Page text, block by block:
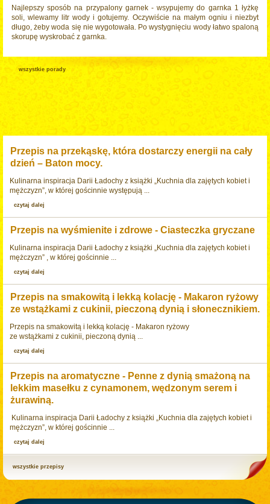
Najlepszy sposób na przypalony garnek - wsypujemy do garnka 1 łyżkę
soli, wlewamy litr wody i gotujemy. Oczywiście na małym ogniu i niezbyt
długo, żeby woda się nie wygotowała. Po wystygnięciu wody łatwo spaloną
skorupę wyskrobać z garnka.
wszystkie porady
Przepis na przekąskę, która dostarczy energii na cały
dzień – Baton mocy.
Kulinarna inspiracja Darii Ładochy z książki „Kuchnia dla zajętych kobiet i
mężczyzn”, w której gościnnie występują ...
czytaj dalej
Przepis na wyśmienite i zdrowe - Ciasteczka gryczane
Kulinarna inspiracja Darii Ładochy z książki „Kuchnia dla zajętych kobiet i
mężczyzn” , w której gościnnie ...
czytaj dalej
Przepis na smakowitą i lekką kolację - Makaron ryżowy
ze wstążkami z cukinii, pieczoną dynią i słonecznikiem.
Przepis na smakowitą i lekką kolację - Makaron ryżowy
ze wstążkami z cukinii, pieczoną dynią ...
czytaj dalej
Przepis na aromatyczne - Penne z dynią smażoną na
lekkim masełku z cynamonem, wędzonym serem i
żurawiną.
Kulinarna inspiracja Darii Ładochy z książki „Kuchnia dla zajętych kobiet i
mężczyzn”, w której gościnnie ...
czytaj dalej
wszystkie przepisy